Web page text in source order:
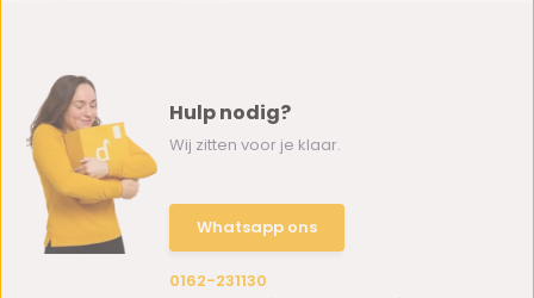
Hulp nodig?
Wij zitten voor je klaar.
Whatsapp ons
0162-231130